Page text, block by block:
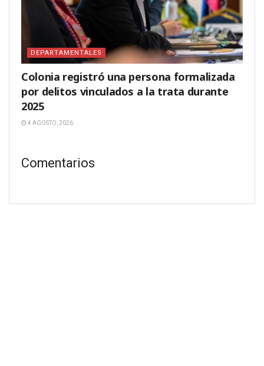
DEPARTAMENTALES
Colonia registró una persona formalizada
por delitos vinculados a la trata durante
2025
4 AGOSTO, 2026
Comentarios